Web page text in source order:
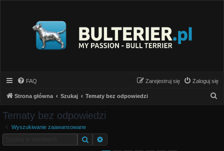
FAQ Zaloguj się
Zarejestruj się
Strona główna Szukaj Tematy bez odpowiedzi
Tematy bez odpowiedzi
Wyszukiwanie zaawansowane
Szukaj